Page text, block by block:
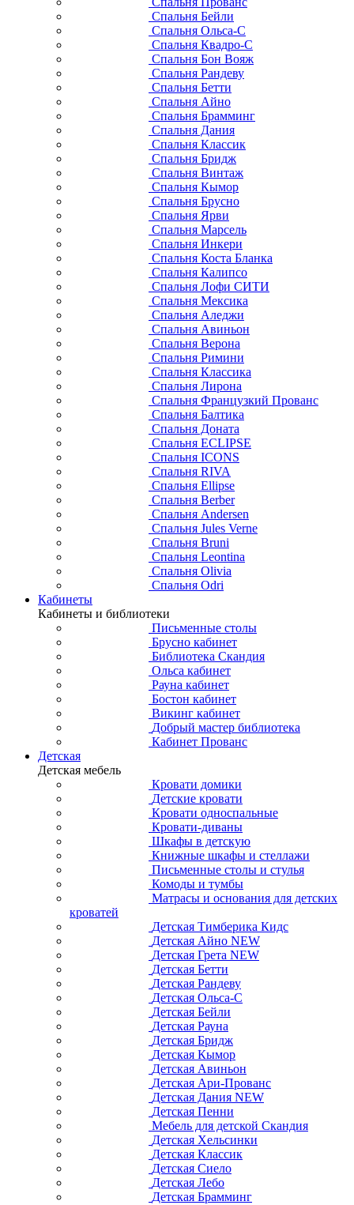
Спальня Бейли
Спальня Ольса-С
Спальня Квадро-С
Спальня Бон Вояж
Спальня Рандеву
Спальня Бетти
Спальня Айно
Спальня Брамминг
Спальня Дания
Спальня Классик
Спальня Бридж
Спальня Винтаж
Спальня Кымор
Спальня Брусно
Спальня Ярви
Спальня Марсель
Спальня Инкери
Спальня Коста Бланка
Спальня Калипсо
Спальня Лофи СИТИ
Спальня Мексика
Спальня Аледжи
Спальня Авиньон
Спальня Верона
Спальня Римини
Спальня Классика
Спальня Лирона
Спальня Французкий Прованс
Спальня Балтика
Спальня Доната
Спальня ECLIPSE
Спальня ICONS
Спальня RIVA
Спальня Ellipse
Спальня Berber
Спальня Andersen
Спальня Jules Verne
Спальня Bruni
Спальня Leontina
Спальня Olivia
Спальня Odri
Кабинеты
Кабинеты и библиотеки
Письменные столы
Брусно кабинет
Библиотека Скандия
Ольса кабинет
Рауна кабинет
Бостон кабинет
Викинг кабинет
Добрый мастер библиотека
Кабинет Прованс
Детская
Детская мебель
Кровати домики
Детские кровати
Кровати односпальные
Кровати-диваны
Шкафы в детскую
Книжные шкафы и стеллажи
Письменные столы и стулья
Комоды и тумбы
Матрасы и основания для детских
кроватей
Детская Тимберика Кидс
Детская Айно NEW
Детская Грета NEW
Детская Бетти
Детская Рандеву
Детская Ольса-С
Детская Бейли
Детская Рауна
Детская Бридж
Детская Кымор
Детская Авиньон
Детская Ари-Прованс
Детская Дания NEW
Детская Пенни
Мебель для детской Скандия
Детская Хельсинки
Детская Классик
Детская Сиело
Детская Лебо
Детская Брамминг